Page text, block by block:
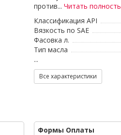
против... Читать
Классификация API
Вязкость по SAE
Фасовка л.
Тип масла
...
Все характеристики
Формы Оплаты